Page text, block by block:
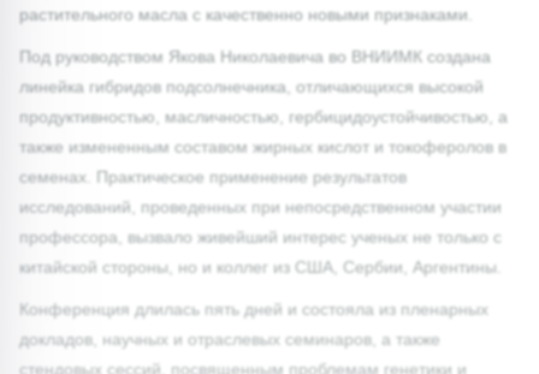
растительного масла с качественно новыми признаками.
Под руководством Якова Николаевича во ВНИИМК создана
линейка гибридов подсолнечника, отличающихся высокой
продуктивностью, масличностью, гербицидоустойчивостью, а
также измененным составом жирных кислот и токоферолов в
семенах. Практическое применение результатов
исследований, проведенных при непосредственном участии
профессора, вызвало живейший интерес ученых не только с
китайской стороны, но и коллег из США, Сербии, Аргентины.
Конференция длилась пять дней и состояла из пленарных
докладов, научных и отраслевых семинаров, а также
стендовых сессий, посвященным проблемам генетики и